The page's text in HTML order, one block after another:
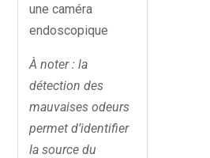
une caméra
endoscopique
À noter : la
détection des
mauvaises odeurs
permet d’identifier
la source du